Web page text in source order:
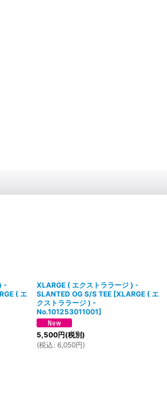
-
( エ
XLARGE ( エクストララージ ) -
SLANTED OG S/S TEE [XLARGE ( エ
クストララージ ) -
No.101253011001]
5,500円(税別)
(税込 : 6,050円)